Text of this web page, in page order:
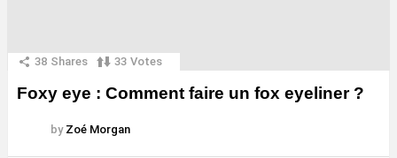
38 Shares 33 Votes
Foxy eye : Comment faire un fox eyeliner ?
by Zoé Morgan